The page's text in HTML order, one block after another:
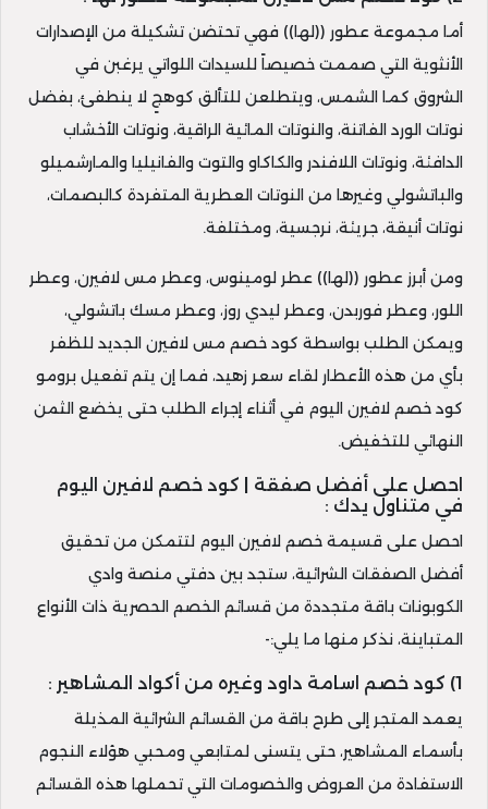
أما مجموعة عطور ((لها)) فهي تحتضن تشكيلة من الإصدارات
الأنثوية التي صممت خصيصاً للسيدات اللواتي يرغبن في
الشروق كما الشمس، ويتطلعن للتألق كوهجٍ لا ينطفئ، بفضل
نوتات الورد الفاتنة، والنوتات المائية الراقية، ونوتات الأخشاب
الدافئة، ونوتات اللافندر والكاكاو والتوت والفانيليا والمارشميلو
والباتشولي وغيرها من النوتات العطرية المتفردة كالبصمات،
نوتات أنيقة، جريئة، نرجسية، ومختلفة.
ومن أبرز عطور ((لها)) عطر لومينوس، وعطر مس لافيرن، وعطر
اللور، وعطر فوربدن، وعطر ليدي روز، وعطر مسك باتشولي،
ويمكن الطلب بواسطة كود خصم مس لافيرن الجديد للظفر
بأي من هذه الأعطار لقاء سعر زهيد، فما إن يتم تفعيل برومو
كود خصم لافيرن اليوم في أثناء إجراء الطلب حتى يخضع الثمن
النهائي للتخفيض.
احصل على أفضل صفقة | كود خصم لافيرن اليوم
في متناول يدك :
احصل على قسيمة خصم لافيرن اليوم لتتمكن من تحقيق
أفضل الصفقات الشرائية، ستجد بين دفتي منصة وادي
الكوبونات باقة متجددة من قسائم الخصم الحصرية ذات الأنواع
المتباينة، نذكر منها ما يلي:-
1) كود خصم اسامة داود وغيره من أكواد المشاهير :
يعمد المتجر إلى طرح باقة من القسائم الشرائية المذيلة
بأسماء المشاهير، حتى يتسنى لمتابعي ومحبي هؤلاء النجوم
الاستفادة من العروض والخصومات التي تحملها هذه القسائم